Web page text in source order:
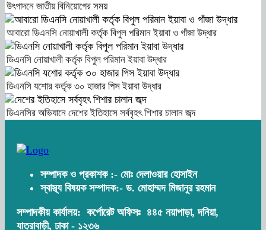
উৎপাদনে জাতীয় বিনিয়োগের সময়
আবারো ডিএনসি নোয়াখালী কর্তৃক বিপুল পরিমান ইয়াবা ও গাঁজা উদ্ধার
ডিএনসি নোয়াখালী কর্তৃক বিপুল পরিমান ইয়াবা উদ্ধার
ডিএনসি যশোর কর্তৃক ৩০ হাজার পিস ইয়াবা উদ্ধার
ডিএনসির অভিযানে দেশের ইতিহাসে সর্ববৃহৎ শিশার চালান জব্দ
সম্পাদক ও প্রকাশক :- মোঃ দেলাওয়ার হোসাইন
স্বাস্থ্য বিষয়ক সম্পাদক:- ড. মোহাম্মদ মিজানুর রহমান
সম্পাদকীয় কার্যালয়: কর্পোরেট অফিসঃ ৪৪৫ নয়াপাড়া, দনিয়া,
যাত্রাবাড়ী, ঢাকা - ১২৩৬